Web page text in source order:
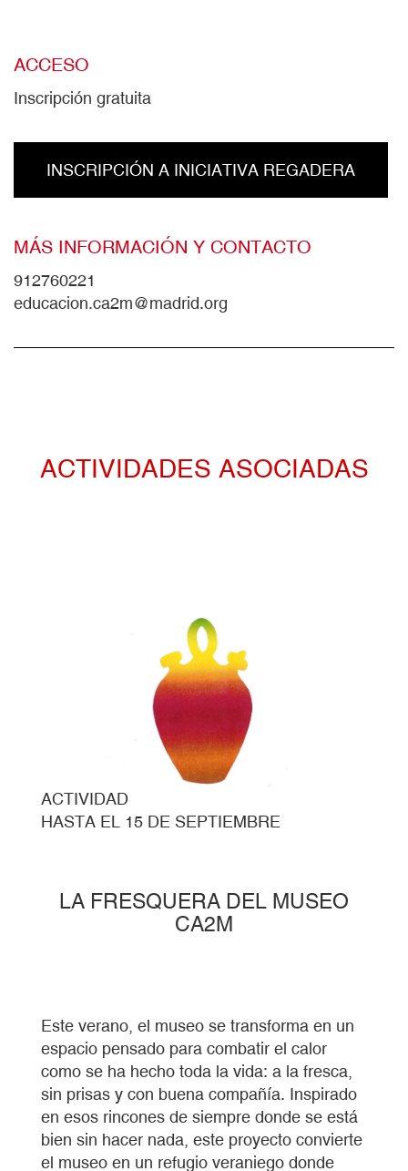
ACCESO
Inscripción gratuita
INSCRIPCIÓN A INICIATIVA REGADERA
MÁS INFORMACIÓN Y CONTACTO
912760221
educacion.ca2m@madrid.org
ACTIVIDADES ASOCIADAS
ACTIVIDAD
HASTA EL 15 DE SEPTIEMBRE
LA FRESQUERA DEL MUSEO
CA2M
Este verano, el museo se transforma en un
espacio pensado para combatir el calor
como se ha hecho toda la vida: a la fresca,
sin prisas y con buena compañía. Inspirado
en esos rincones de siempre donde se está
bien sin hacer nada, este proyecto convierte
el museo en un refugio veraniego donde